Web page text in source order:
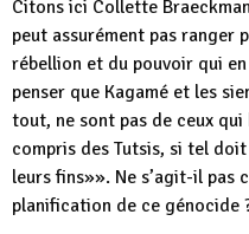
Citons ici Collette
peut assurément pas ranger
rébellion et du pouvoir qui en
penser que Kagamé et les
tout, ne sont pas de ceux
compris des Tutsis, si tel
leurs fins»». Ne s’agit-il pas
planification de ce génocide